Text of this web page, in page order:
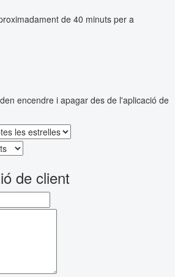
de 40 minuts per a
encendre i apagar des de l'aplicació de
de client